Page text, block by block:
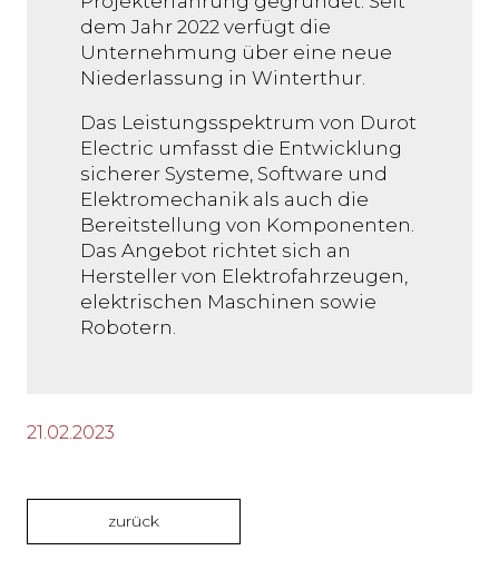
dem Jahr 2022 verfügt die
Unternehmung über eine neue
Niederlassung in Winterthur.
Das Leistungsspektrum von Durot
Electric umfasst die Entwicklung
sicherer Systeme, Software und
Elektromechanik als auch die
Bereitstellung von Komponenten.
Das Angebot richtet sich an
Hersteller von Elektrofahrzeugen,
elektrischen Maschinen sowie
Robotern.
21.02.2023
zurück